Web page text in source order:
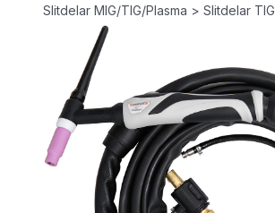
Slitdelar MIG/TIG/Plasma > Slitdelar TIG